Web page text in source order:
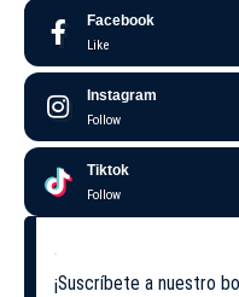
Facebook
Like
Instagram
Follow
Tiktok
Follow
¡Suscríbete a nuestro